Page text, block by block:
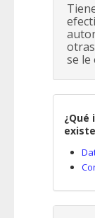
se le